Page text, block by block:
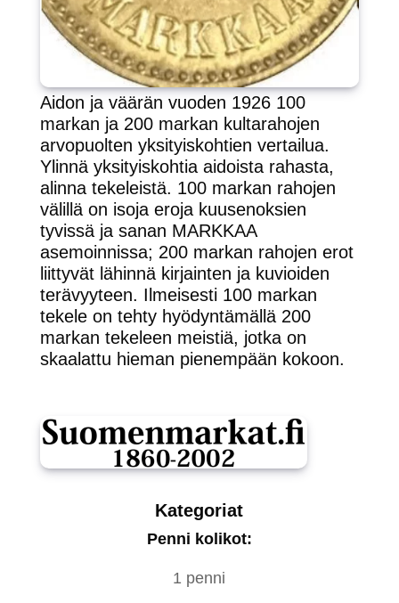
Aidon ja väärän vuoden 1926 100
markan ja 200 markan kultarahojen
arvopuolten yksityiskohtien vertailua.
Ylinnä yksityiskohtia aidoista rahasta,
alinna tekeleistä. 100 markan rahojen
välillä on isoja eroja kuusenoksien
tyvissä ja sanan MARKKAA
asemoinnissa; 200 markan rahojen erot
liittyvät lähinnä kirjainten ja kuvioiden
terävyyteen. Ilmeisesti 100 markan
tekele on tehty hyödyntämällä 200
markan tekeleen meistiä, jotka on
skaalattu hieman pienempään kokoon.
Kategoriat
Penni kolikot:
1 penni